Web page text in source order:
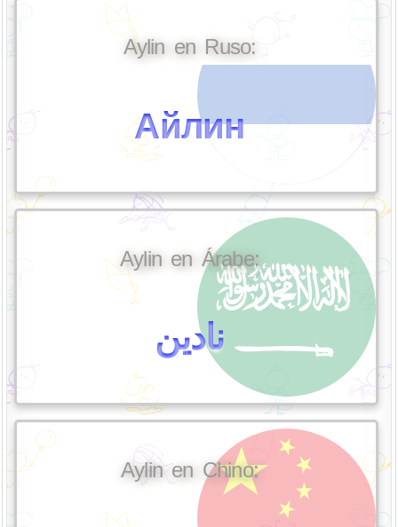
Aylin en Ruso:
Айлин
Aylin en Árabe:
نادين
Aylin en Chino: